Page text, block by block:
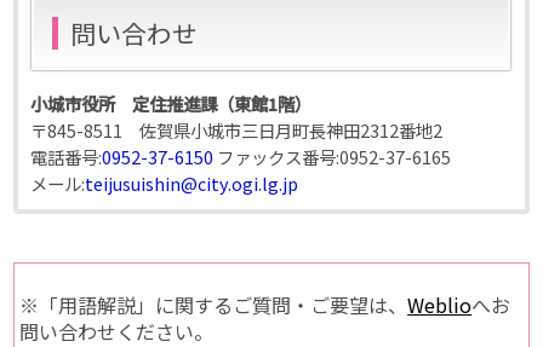
問い合わせ
小城市役所 定住推進課（東館1階）
〒845-8511 佐賀県小城市三日月町長神田2312番地2
電話番号:0952-37-6150 ファックス番号:0952-37-6165
メール:teijusuishin@city.ogi.lg.jp
※「用語解説」に関するご質問・ご要望は、Weblioへお
問い合わせください。